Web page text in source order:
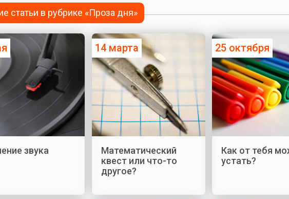
статьи в рубрике «Проза дня»
звука
14 марта
Математический
квест или что-то
другое?
25 октября
Как от тебя
устать?